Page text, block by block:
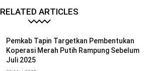
RELATED ARTICLES
Pemkab Tapin Targetkan Pembentukan
Koperasi Merah Putih Rampung Sebelum
Juli 2025